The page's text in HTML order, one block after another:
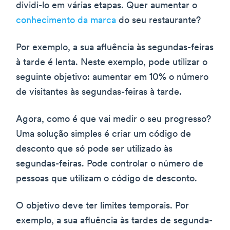
dividi-lo em várias etapas. Quer aumentar o
conhecimento da marca do seu restaurante?
Por exemplo, a sua afluência às segundas-feiras
à tarde é lenta. Neste exemplo, pode utilizar o
seguinte objetivo: aumentar em 10% o número
de visitantes às segundas-feiras à tarde.
Agora, como é que vai medir o seu progresso?
Uma solução simples é criar um código de
desconto que só pode ser utilizado às
segundas-feiras. Pode controlar o número de
pessoas que utilizam o código de desconto.
O objetivo deve ter limites temporais. Por
exemplo, a sua afluência às tardes de segunda-